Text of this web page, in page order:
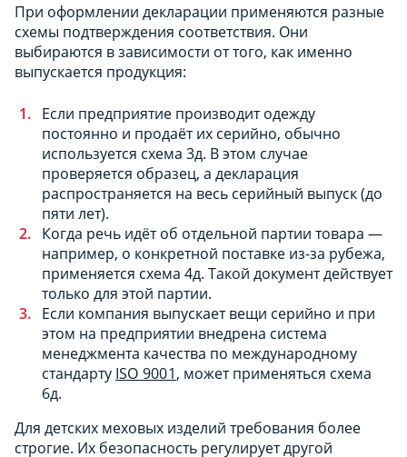
При оформлении декларации применяются разные
схемы подтверждения соответствия. Они
выбираются в зависимости от того, как именно
выпускается продукция:
Если предприятие производит одежду
постоянно и продаёт их серийно, обычно
используется схема 3д. В этом случае
проверяется образец, а декларация
распространяется на весь серийный выпуск (до
пяти лет).
Когда речь идёт об отдельной партии товара —
например, о конкретной поставке из-за рубежа,
применяется схема 4д. Такой документ действует
только для этой партии.
Если компания выпускает вещи серийно и при
этом на предприятии внедрена система
менеджмента качества по международному
стандарту ISO 9001, может применяться схема
6д.
Для детских меховых изделий требования более
строгие. Их безопасность регулирует другой